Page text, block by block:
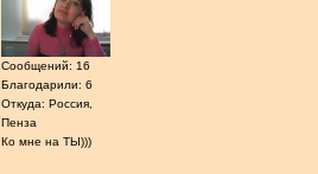
Сообщений: 16
Благодарили: 6
Откуда: Россия,
Пенза
Ко мне на ТЫ)))